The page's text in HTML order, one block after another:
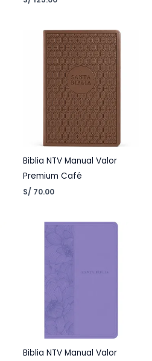
Biblia NTV Manual Valor
Premium Café
S/ 70.00
Biblia NTV Manual Valor